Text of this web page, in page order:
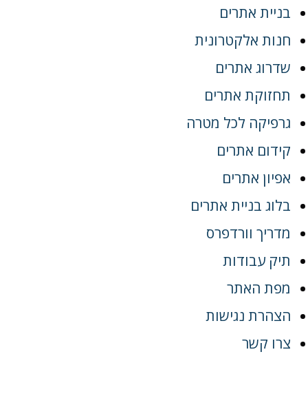
בניית אתרים
חנות אלקטרונית
שדרוג אתרים
תחזוקת אתרים
גרפיקה לכל מטרה
קידום אתרים
אפיון אתרים
בלוג בניית אתרים
מדריך וורדפרס
תיק עבודות
מפת האתר
הצהרת נגישות
צרו קשר